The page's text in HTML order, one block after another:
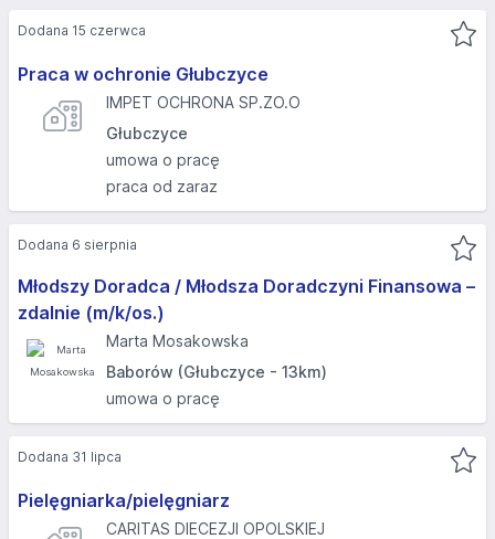
Praca w ochronie Głubczyce
IMPET OCHRONA SP.ZO.O
Głubczyce
umowa o pracę
praca od zaraz
Dodana 15 czerwca
Młodszy Doradca / Młodsza Doradczyni Finansowa –
zdalnie (m/k/os.)
Marta Mosakowska
Baborów (Głubczyce - 13km)
umowa o pracę
Dodana 6 sierpnia
Pielęgniarka/pielęgniarz
CARITAS DIECEZJI OPOLSKIEJ
Dodana 31 lipca